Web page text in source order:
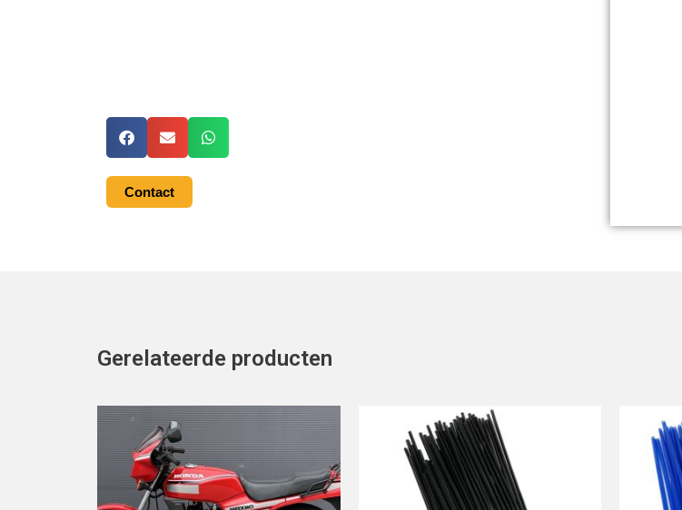
Contact
Gerelateerde producten